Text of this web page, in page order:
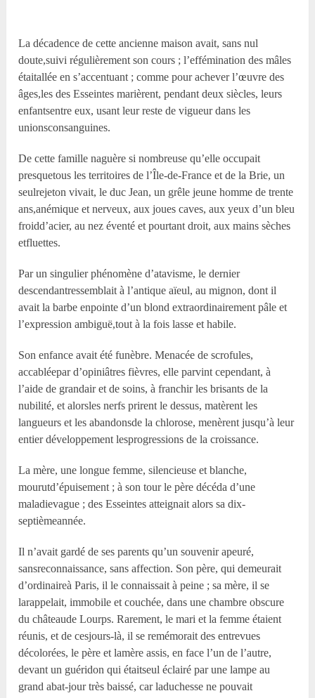
La décadence de cette ancienne maison avait, sans nul
doute,suivi régulièrement son cours ; l’effémination des mâles
étaitallée en s’accentuant ; comme pour achever l’œuvre des
âges,les des Esseintes marièrent, pendant deux siècles, leurs
enfantsentre eux, usant leur reste de vigueur dans les
unionsconsanguines.
De cette famille naguère si nombreuse qu’elle occupait
presquetous les territoires de l’Île-de-France et de la Brie, un
seulrejeton vivait, le duc Jean, un grêle jeune homme de trente
ans,anémique et nerveux, aux joues caves, aux yeux d’un bleu
froidd’acier, au nez éventé et pourtant droit, aux mains sèches
etfluettes.
Par un singulier phénomène d’atavisme, le dernier
descendantressemblait à l’antique aïeul, au mignon, dont il
avait la barbe enpointe d’un blond extraordinairement pâle et
l’expression ambiguë,tout à la fois lasse et habile.
Son enfance avait été funèbre. Menacée de scrofules,
accabléepar d’opiniâtres fièvres, elle parvint cependant, à
l’aide de grandair et de soins, à franchir les brisants de la
nubilité, et alorsles nerfs prirent le dessus, matèrent les
langueurs et les abandonsde la chlorose, menèrent jusqu’à leur
entier développement lesprogressions de la croissance.
La mère, une longue femme, silencieuse et blanche,
mourutd’épuisement ; à son tour le père décéda d’une
maladievague ; des Esseintes atteignait alors sa dix-
septièmeannée.
Il n’avait gardé de ses parents qu’un souvenir apeuré,
sansreconnaissance, sans affection. Son père, qui demeurait
d’ordinaireà Paris, il le connaissait à peine ; sa mère, il se
larappelait, immobile et couchée, dans une chambre obscure
du châteaude Lourps. Rarement, le mari et la femme étaient
réunis, et de cesjours-là, il se remémorait des entrevues
décolorées, le père et lamère assis, en face l’un de l’autre,
devant un guéridon qui étaitseul éclairé par une lampe au
grand abat-jour très baissé, car laduchesse ne pouvait